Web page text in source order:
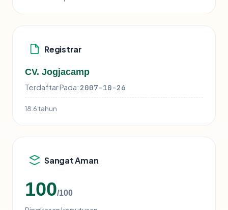
Registrar
CV. Jogjacamp
Terdaftar Pada: 2007-10-26
18.6 tahun
Sangat Aman
100/100